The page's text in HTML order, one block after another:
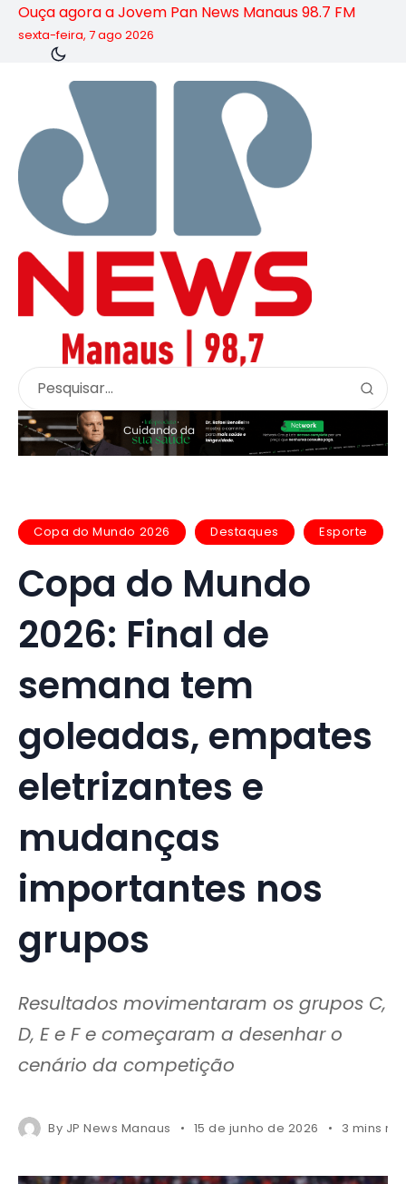
Ouça agora a Jovem Pan News Manaus 98.7 FM
sexta-feira, 7 ago 2026
Copa do Mundo 2026 Destaques Esporte
Copa do Mundo
2026: Final de
semana tem
goleadas, empates
eletrizantes e
mudanças
importantes nos
grupos
Resultados movimentaram os grupos C,
D, E e F e começaram a desenhar o
cenário da competição
By JP News Manaus 15 de junho de 2026 3 mins